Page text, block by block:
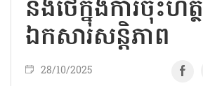
និងថៃក្នុងការចុះហ
ឯកសារសន្តិភាព
28/10/2025